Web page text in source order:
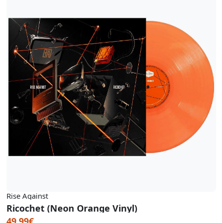
Rise Against
Ricochet (Neon Orange Vinyl)